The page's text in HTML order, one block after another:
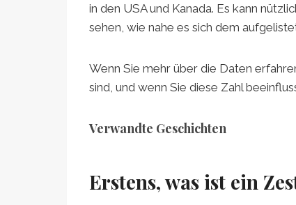
in den USA und Kanada. Es kann
sehen, wie nahe es sich dem
Wenn Sie mehr über die Daten
sind, und wenn Sie diese Zahl
Verwandte Geschichten
Erstens, was ist ein